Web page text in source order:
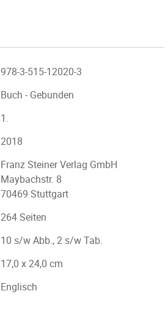
978-3-515-12020-3
Buch - Gebunden
1.
2018
Franz Steiner Verlag GmbH
Maybachstr. 8
70469 Stuttgart
264 Seiten
10 s/w Abb., 2 s/w Tab.
17,0 x 24,0 cm
Englisch